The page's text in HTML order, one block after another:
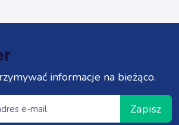
informacje na bieżąco.
Zapisz